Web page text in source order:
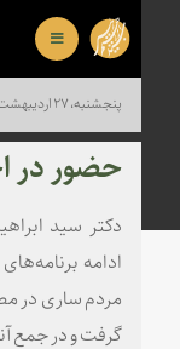
پنجشنبه، ۲۷ اردیبهشت ۱۴۰۳ - ۱۳:۵۳
حضور در
دکتر سید
ادامه
مردم ساری در
گرفت و در جمع